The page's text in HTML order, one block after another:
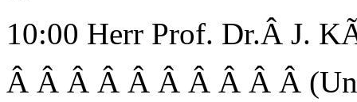
10:00 Herr Prof. Dr.Â J.
Â Â Â Â Â Â Â Â Â Â